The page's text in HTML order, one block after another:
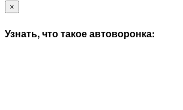
×
Узнать, что такое автоворонка: